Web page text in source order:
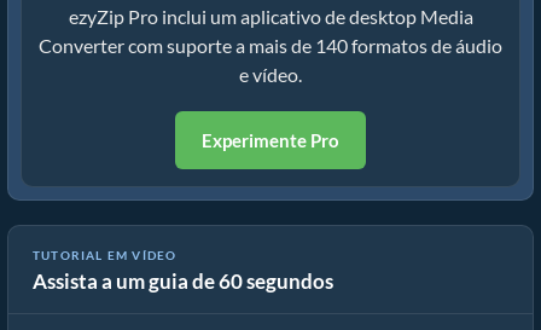
ezyZip Pro inclui um aplicativo de desktop Media
Converter com suporte a mais de 140 formatos de áudio
e vídeo.
Experimente Pro
TUTORIAL EM VÍDEO
Assista a um guia de 60 segundos
Como reduzir MP4 para 16MB (Guia simples)